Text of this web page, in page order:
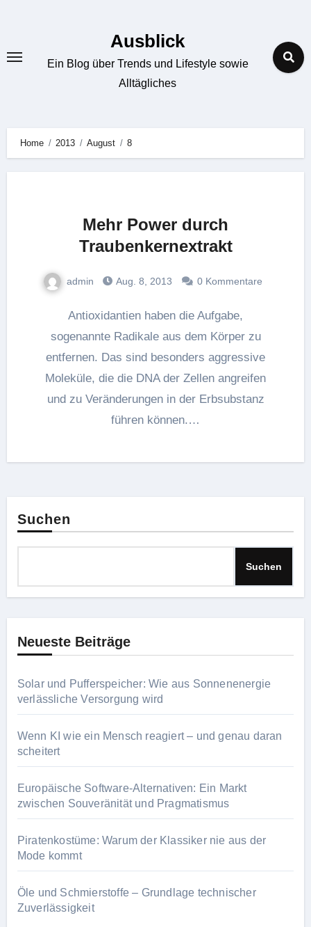
Ausblick
Ein Blog über Trends und Lifestyle sowie
Alltägliches
Home 2013 August 8
Mehr Power durch
Traubenkernextrakt
admin Aug. 8, 2013 0 Kommentare
Antioxidantien haben die Aufgabe,
sogenannte Radikale aus dem Körper zu
entfernen. Das sind besonders aggressive
Moleküle, die die DNA der Zellen angreifen
und zu Veränderungen in der Erbsubstanz
führen können.…
Suchen
Suchen
Neueste Beiträge
Solar und Pufferspeicher: Wie aus Sonnenenergie
verlässliche Versorgung wird
Wenn KI wie ein Mensch reagiert – und genau daran
scheitert
Europäische Software-Alternativen: Ein Markt
zwischen Souveränität und Pragmatismus
Piratenkostüme: Warum der Klassiker nie aus der
Mode kommt
Öle und Schmierstoffe – Grundlage technischer
Zuverlässigkeit